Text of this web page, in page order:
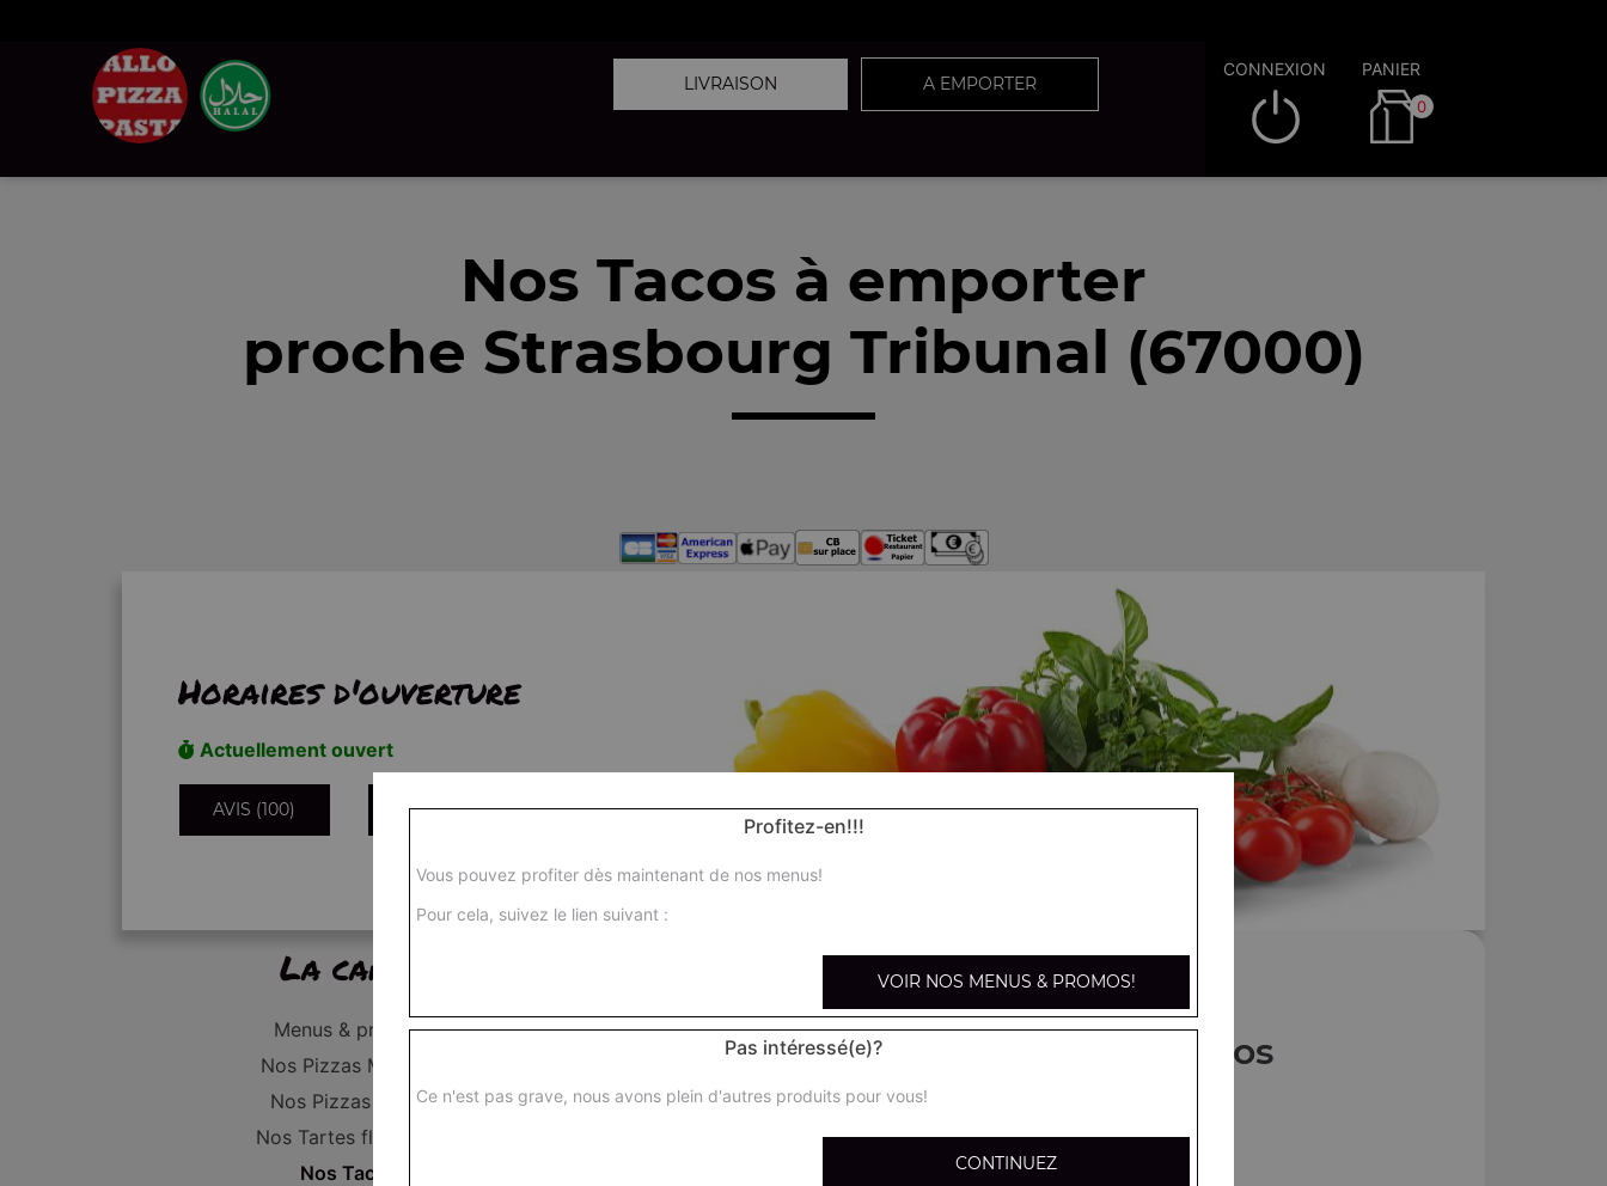
LIVRAISON A EMPORTER
CONNEXION PANIER
0
Nos Tacos à emporter
proche Strasbourg Tribunal (67000)
Horaires d'ouverture
Actuellement ouvert
AVIS (100) INFORMATIONS
La carte
Menus & promos
Nos Pizzas Médium
Nos Pizzas Large
Nos Tartes flambées
Nos Tacos
Nos Tacos
Profitez-en!!!
Vous pouvez profiter dès maintenant de nos menus!
Pour cela, suivez le lien suivant :
VOIR NOS MENUS & PROMOS!
Pas intéressé(e)?
Ce n'est pas grave, nous avons plein d'autres produits pour vous!
CONTINUEZ